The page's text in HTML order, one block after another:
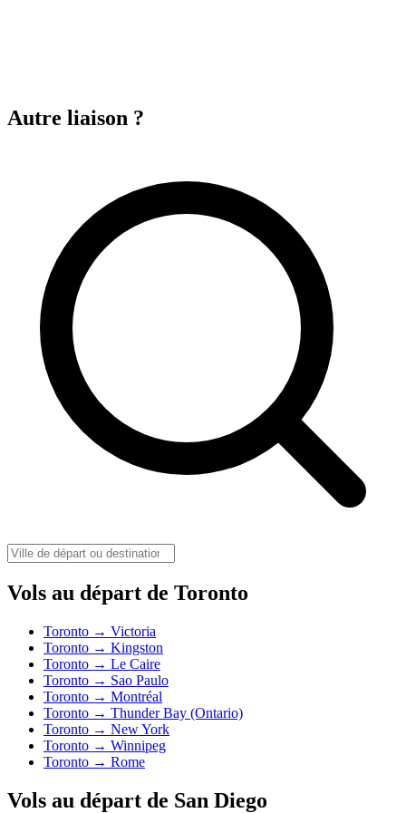
Autre liaison ?
Vols au départ de Toronto
Toronto → Victoria
Toronto → Kingston
Toronto → Le Caire
Toronto → Sao Paulo
Toronto → Montréal
Toronto → Thunder Bay (Ontario)
Toronto → New York
Toronto → Winnipeg
Toronto → Rome
Vols au départ de San Diego